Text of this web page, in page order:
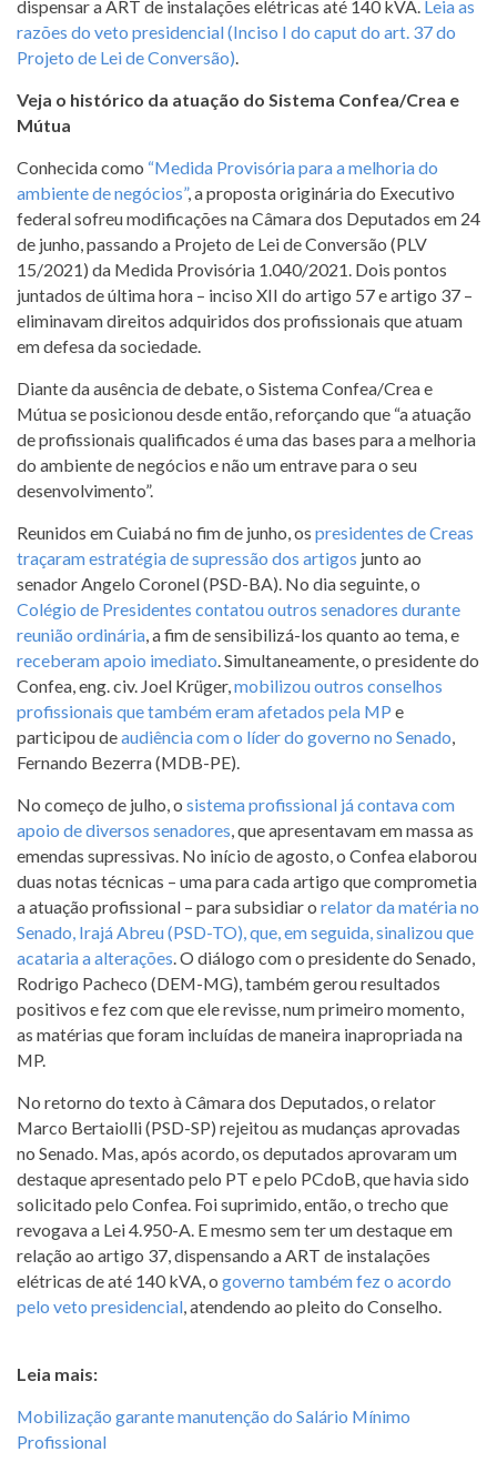
dispensar a ART de instalações elétricas até 140 kVA. Leia as
razões do veto presidencial (Inciso I do caput do art. 37 do
Projeto de Lei de Conversão)
Veja o histórico da atuação do Sistema Confea/Crea e
Mútua
Conhecida como “Medida Provisória para a melhoria do
ambiente de negócios”, a proposta originária do Executivo
federal sofreu modificações na Câmara dos Deputados em 24
de junho, passando a Projeto de Lei de Conversão (PLV
15/2021) da Medida Provisória 1.040/2021. Dois pontos
juntados de última hora – inciso XII do artigo 57 e artigo 37 –
eliminavam direitos adquiridos dos profissionais que atuam
em defesa da sociedade.
Diante da ausência de debate, o Sistema Confea/Crea e
Mútua se posicionou desde então, reforçando que “a atuação
de profissionais qualificados é uma das bases para a melhoria
do ambiente de negócios e não um entrave para o seu
desenvolvimento”.⠀
Reunidos em Cuiabá no fim de junho, os presidentes de Creas
traçaram estratégia de supressão dos artigos junto ao
senador Angelo Coronel (PSD-BA). No dia seguinte, o
Colégio de Presidentes contatou outros senadores durante
reunião ordinária , a fim de sensibilizá-los quanto ao tema, e
receberam apoio imediato . Simultaneamente, o presidente do
Confea, eng. civ. Joel Krüger, mobilizou outros conselhos
profissionais que também eram afetados pela MP e
participou deaudiência com o líder do governo no Senado
Fernando Bezerra (MDB-PE).
No começo de julho, o sistema profissional já contava com
apoio de diversos senadores , que apresentavam em massa as
emendas supressivas. No início de agosto, o Confea elaborou
duas notas técnicas – uma para cada artigo que comprometia
a atuação profissional – para subsidiar o relator da matéria no
Senado, Irajá Abreu (PSD-TO), que, em seguida, sinalizou que
acataria a alterações . O diálogo com o presidente do Senado,
Rodrigo Pacheco (DEM-MG), também gerou resultados
positivos e fez com que ele revisse, num primeiro momento,
as matérias que foram incluídas de maneira inapropriada na
MP.
No retorno do texto à Câmara dos Deputados, o relator
Marco Bertaiolli (PSD-SP) rejeitou as mudanças aprovadas
no Senado. Mas, após acordo, os deputados aprovaram um
destaque apresentado pelo PT e pelo PCdoB, que havia sido
solicitado pelo Confea. Foi suprimido, então, o trecho que
revogava a Lei 4.950-A. E mesmo sem ter um destaque em
relação ao artigo 37, dispensando a ART de instalações
elétricas de até 140 kVA, o governo também fez o acordo
pelo veto presidencial , atendendo ao pleito do Conselho.
Leia mais:
Mobilização garante manutenção do Salário Mínimo
Profissional